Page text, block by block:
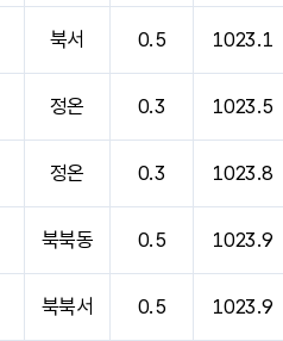
북서 0.5 1023.1
정온 0.3 1023.5
정온 0.3 1023.8
북북동 0.5 1023.9
북북서 0.5 1023.9